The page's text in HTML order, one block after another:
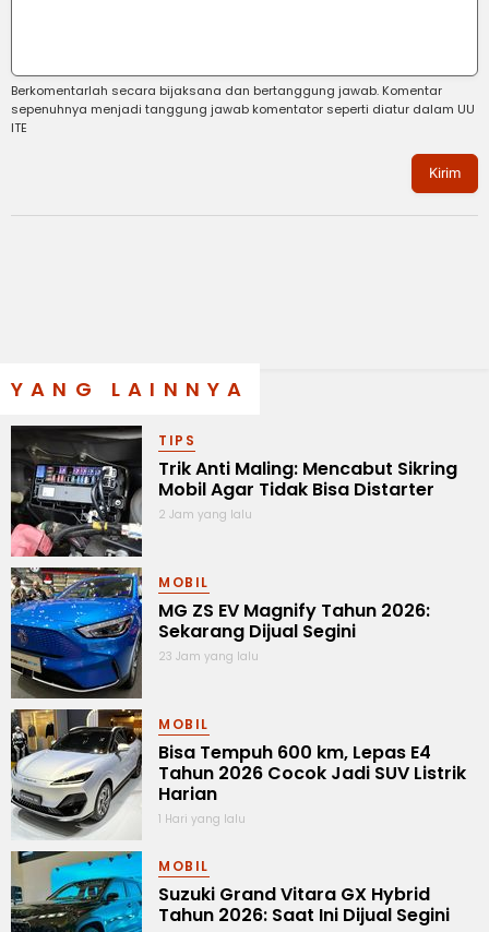
Berkomentarlah secara bijaksana dan bertanggung jawab. Komentar
sepenuhnya menjadi tanggung jawab komentator seperti diatur dalam UU
ITE
Kirim
YANG LAINNYA
TIPS
Trik Anti Maling: Mencabut Sikring
Mobil Agar Tidak Bisa Distarter
2 Jam yang lalu
MOBIL
MG ZS EV Magnify Tahun 2026:
Sekarang Dijual Segini
23 Jam yang lalu
MOBIL
Bisa Tempuh 600 km, Lepas E4
Tahun 2026 Cocok Jadi SUV Listrik
Harian
1 Hari yang lalu
MOBIL
Suzuki Grand Vitara GX Hybrid
Tahun 2026: Saat Ini Dijual Segini